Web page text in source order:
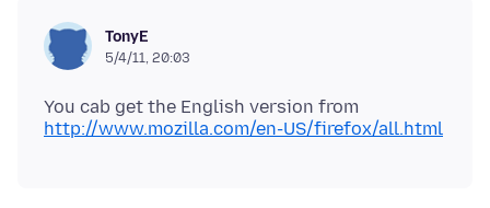
TonyE
5/4/11, 20:03
You cab get the English version from
http://www.mozilla.com/en-US/firefox/all.html